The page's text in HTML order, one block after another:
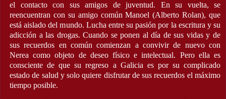
el contacto con sus amigos de juventud. En su vuelta, se
reencuentran con su amigo común Manoel (Alberto Rolan), que
está aislado del mundo. Lucha entre su pasión por la escritura y su
adicción a las drogas. Cuando se ponen al día de sus vidas y de
sus recuerdos en común comienzan a convivir de nuevo con
Nerea como objeto de deseo físico e intelectual. Pero ella es
consciente de que su regreso a Galicia es por su complicado
estado de salud y solo quiere disfrutar de sus recuerdos el máximo
tiempo posible.